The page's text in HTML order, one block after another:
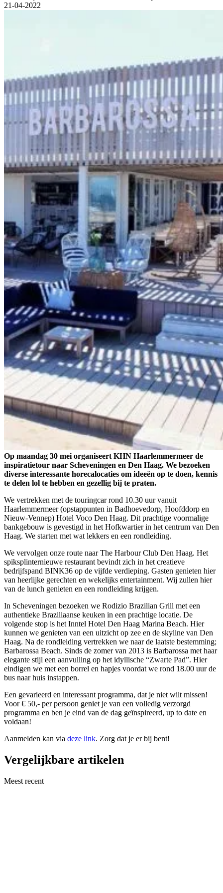
21-04-2022
Op maandag 30 mei organiseert KHN Haarlemmermeer de
inspiratietour naar Scheveningen en Den Haag. We bezoeken
diverse interessante horecalocaties om ideeën op te doen, kennis
te delen lol te hebben en gezellig bij te praten.
We vertrekken met de touringcar rond 10.30 uur vanuit
Haarlemmermeer (opstappunten in Badhoevedorp, Hoofddorp en
Nieuw-Vennep) Hotel Voco Den Haag. Dit prachtige voormalige
bankgebouw is gevestigd in het Hofkwartier in het centrum van Den
Haag. We starten met wat lekkers en een rondleiding.
We vervolgen onze route naar The Harbour Club Den Haag. Het
spiksplinternieuwe restaurant bevindt zich in het creatieve
bedrijfspand BINK36 op de vijfde verdieping. Gasten genieten hier
van heerlijke gerechten en wekelijks entertainment. Wij zullen hier
van de lunch genieten en een rondleiding krijgen.
In Scheveningen bezoeken we Rodizio Brazilian Grill met een
authentieke Braziliaanse keuken in een prachtige locatie. De
volgende stop is het Inntel Hotel Den Haag Marina Beach. Hier
kunnen we genieten van een uitzicht op zee en de skyline van Den
Haag. Na de rondleiding vertrekken we naar de laatste bestemming;
Barbarossa Beach. Sinds de zomer van 2013 is Barbarossa met haar
elegante stijl een aanvulling op het idyllische “Zwarte Pad”. Hier
eindigen we met een borrel en hapjes voordat we rond 18.00 uur de
bus naar huis instappen.
Een gevarieerd en interessant programma, dat je niet wilt missen!
Voor € 50,- per persoon geniet je van een volledig verzorgd
programma en ben je eind van de dag geïnspireerd, up to date en
voldaan!
Aanmelden kan via deze link. Zorg dat je er bij bent!
Vergelijkbare artikelen
Meest recent